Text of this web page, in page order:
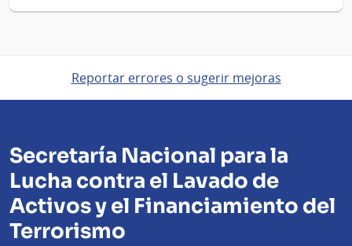
Reportar errores o sugerir mejoras
Secretaría Nacional para la
Lucha contra el Lavado de
Activos y el Financiamiento del
Terrorismo